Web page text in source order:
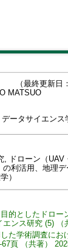
（最終更新日
MATSUO
ータサイエンス
, ドローン（
利活用、地理デ
）
的としたドロー
エンス研究 (5) （
た学術調査にお
頁 （共著）